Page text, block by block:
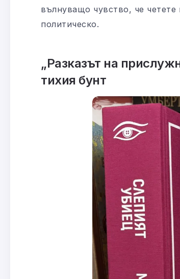
вълнуващо чувство, че
политическо.
„Разказът на
тихия бунт